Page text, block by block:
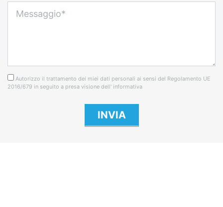
Autorizzo il trattamento dei miei dati personali ai sensi del Regolamento UE
2016/679 in seguito a presa visione dell' informativa
INVIA